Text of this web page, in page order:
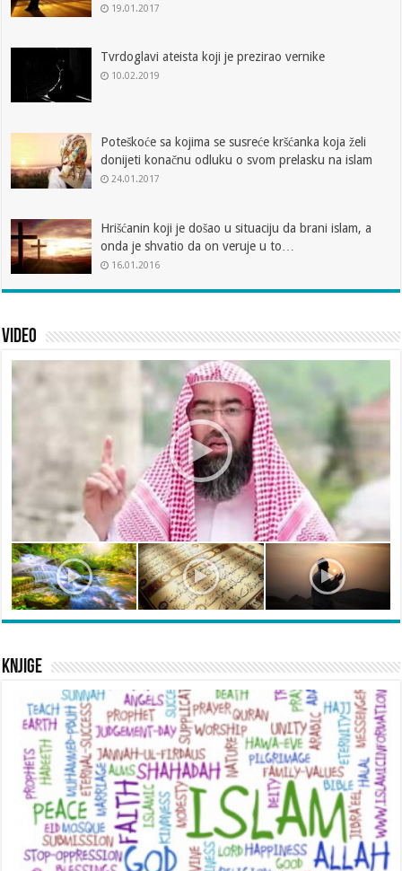
19.01.2017
Tvrdoglavi ateista koji je prezirao vernike
10.02.2019
Poteškoće sa kojima se susreće kršćanka koja želi
donijeti konačnu odluku o svom prelasku na islam
24.01.2017
Hrišćanin koji je došao u situaciju da brani islam, a
onda je shvatio da on veruje u to…
16.01.2016
Video
Knjige